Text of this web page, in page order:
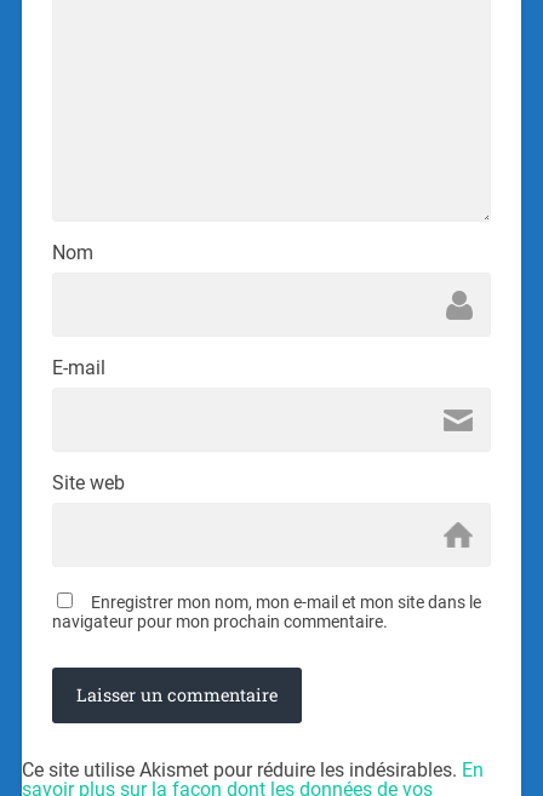
Nom
E-mail
Site web
Enregistrer mon nom, mon e-mail et mon site dans le
navigateur pour mon prochain commentaire.
Ce site utilise Akismet pour réduire les indésirables. En
savoir plus sur la façon dont les données de vos